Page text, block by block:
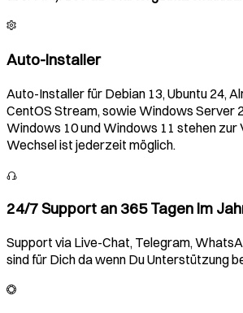
Auto-Installer
Auto-Installer für Debian 13, Ubuntu 24,
CentOS Stream, sowie Windows Server
Windows 10 und Windows 11 stehen zur
Wechsel ist jederzeit möglich.
24/7 Support an 365 Tagen im
Support via Live-Chat, Telegram,
sind für Dich da wenn Du Unterstützung